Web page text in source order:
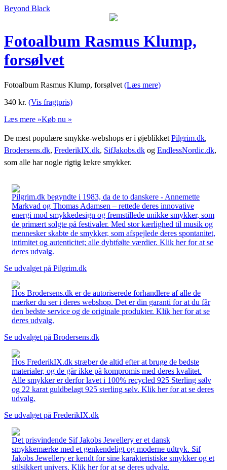
Beyond Black
Fotoalbum Rasmus Klump,
forsølvet
Fotoalbum Rasmus Klump, forsølvet (Læs mere)
340 kr. (Vis fragtpris)
Læs mere »Køb nu »
De mest populære smykke-webshops er i øjeblikket Pilgrim.dk,
Brodersens.dk, FrederikIX.dk, SifJakobs.dk og EndlessNordic.dk,
som alle har nogle rigtig lækre smykker.
Pilgrim.dk begyndte i 1983, da de to danskere - Annemette
Markvad og Thomas Adamsen – rettede deres innovative
energi mod smykkedesign og fremstillede unikke smykker, som
de primært solgte på festivaler. Med stor kærlighed til musik og
mennesker skabte de smykker, som afspejlede deres spontanitet,
intimitet og autenticitet; alle dybtfølte værdier. Klik her for at se
deres udvalg.
Se udvalget på Pilgrim.dk
Hos Brodersens.dk er de autoriserede forhandlere af alle de
mærker du ser i deres webshop. Det er din garanti for at du får
den bedste service og de originale produkter. Klik her for at se
deres udvalg.
Se udvalget på Brodersens.dk
Hos FrederikIX.dk stræber de altid efter at bruge de bedste
materialer, og de går ikke på kompromis med deres kvalitet.
Alle smykker er derfor lavet i 100% recycled 925 Sterling sølv
og 22 karat guldbelagt 925 sterling sølv. Klik her for at se deres
udvalg.
Se udvalget på FrederikIX.dk
Det prisvindende Sif Jakobs Jewellery er et dansk
smykkemærke med et genkendeligt og moderne udtryk. Sif
Jakobs Jewellery er kendt for sine karakteristiske smykker og et
stilsikkert univers. Klik her for at se deres udvalg.